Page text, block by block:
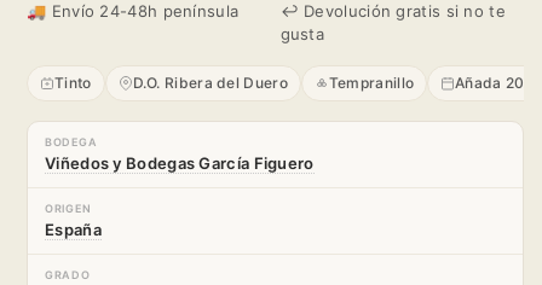
🚚 Envío 24-48h península
↩️ Devolución gratis si no te
gusta
Tinto D.O. Ribera del Duero Tempranillo Añada 2021
BODEGA
Viñedos y Bodegas García Figuero
ORIGEN
España
GRADO